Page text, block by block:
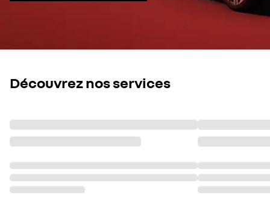
Découvrez nos services